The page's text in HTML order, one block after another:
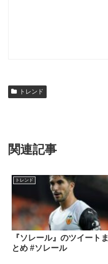
トレンド
関連記事
トレンド
『ソレール』のツイートま
とめ #ソレール